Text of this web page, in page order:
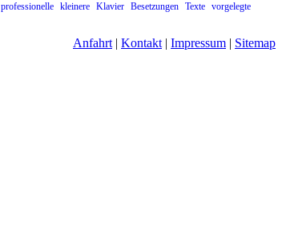
professionelle kleinere Klavier Besetzungen Texte vorgelegte
Anfahrt | Kontakt | Impressum | Sitemap